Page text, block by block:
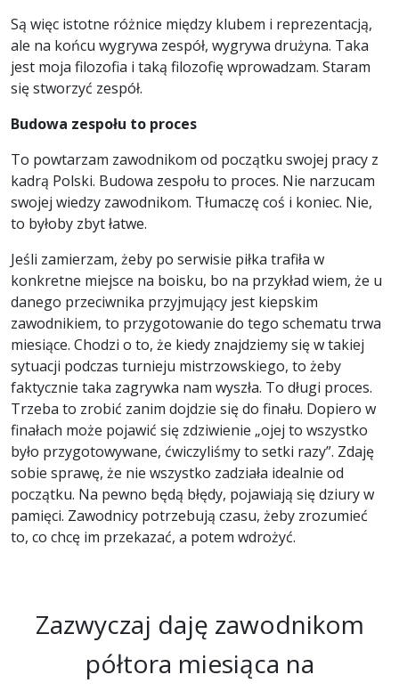
Są więc istotne różnice między klubem i reprezentacją,
ale na końcu wygrywa zespół, wygrywa drużyna. Taka
jest moja filozofia i taką filozofię wprowadzam. Staram
się stworzyć zespół.
Budowa zespołu to proces
To powtarzam zawodnikom od początku swojej pracy z
kadrą Polski. Budowa zespołu to proces. Nie narzucam
swojej wiedzy zawodnikom. Tłumaczę coś i koniec. Nie,
to byłoby zbyt łatwe.
Jeśli zamierzam, żeby po serwisie piłka trafiła w
konkretne miejsce na boisku, bo na przykład wiem, że u
danego przeciwnika przyjmujący jest kiepskim
zawodnikiem, to przygotowanie do tego schematu trwa
miesiące. Chodzi o to, że kiedy znajdziemy się w takiej
sytuacji podczas turnieju mistrzowskiego, to żeby
faktycznie taka zagrywka nam wyszła. To długi proces.
Trzeba to zrobić zanim dojdzie się do finału. Dopiero w
finałach może pojawić się zdziwienie „ojej to wszystko
było przygotowywane, ćwiczyliśmy to setki razy”. Zdaję
sobie sprawę, że nie wszystko zadziała idealnie od
początku. Na pewno będą błędy, pojawiają się dziury w
pamięci. Zawodnicy potrzebują czasu, żeby zrozumieć
to, co chcę im przekazać, a potem wdrożyć.
Zazwyczaj daję zawodnikom
półtora miesiąca na